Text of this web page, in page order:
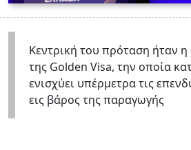
Κεντρική του πρόταση ήταν
της Golden Visa, την οποία
ενισχύει υπέρμετρα τις
εις βάρος της παραγωγής